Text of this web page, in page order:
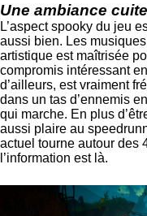
Une ambiance
L’aspect spooky du jeu
aussi bien. Les
artistique est maîtrisée
compromis intéressant
d’ailleurs, est vraiment
dans un tas d’ennemis
qui marche. En plus
aussi plaire au
actuel tourne autour des
l’information est là.